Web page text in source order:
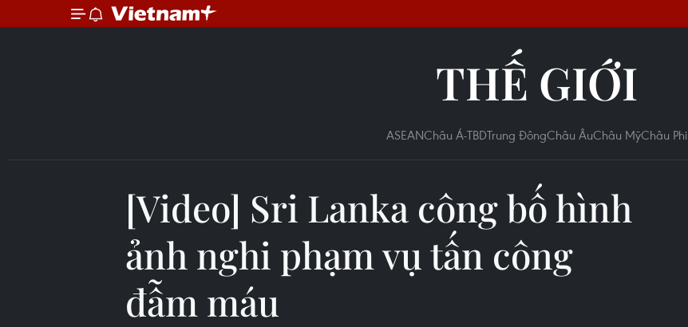
THẾ GIỚI
ASEANChâu Á-TBDTrung ĐôngChâu ÂuChâu MỹChâu Phi
[Video] Sri Lanka công bố hình
ảnh nghi phạm vụ tấn công
đẫm máu